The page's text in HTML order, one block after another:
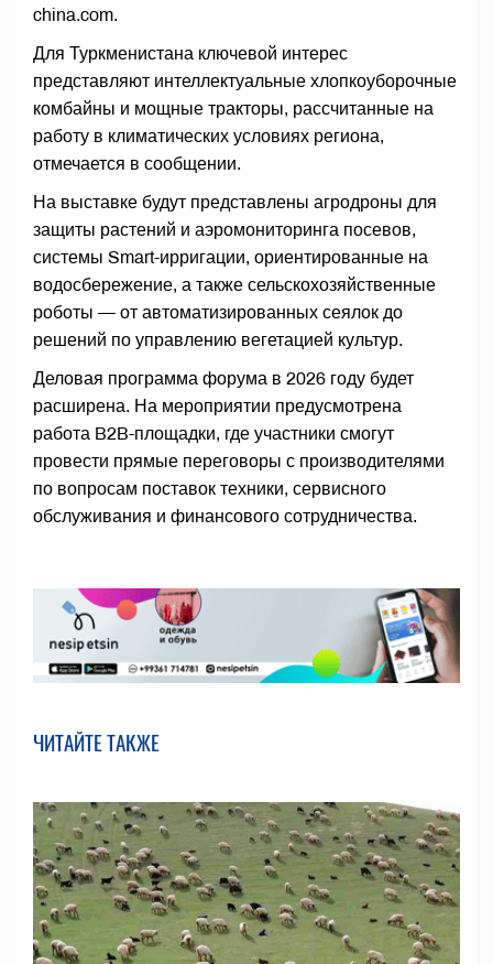
china.com.
Для Туркменистана ключевой интерес
представляют интеллектуальные хлопкоуборочные
комбайны и мощные тракторы, рассчитанные на
работу в климатических условиях региона,
отмечается в сообщении.
На выставке будут представлены агродроны для
защиты растений и аэромониторинга посевов,
системы Smart-ирригации, ориентированные на
водосбережение, а также сельскохозяйственные
роботы — от автоматизированных сеялок до
решений по управлению вегетацией культур.
Деловая программа форума в 2026 году будет
расширена. На мероприятии предусмотрена
работа B2B-площадки, где участники смогут
провести прямые переговоры с производителями
по вопросам поставок техники, сервисного
обслуживания и финансового сотрудничества.
ЧИТАЙТЕ ТАКЖЕ